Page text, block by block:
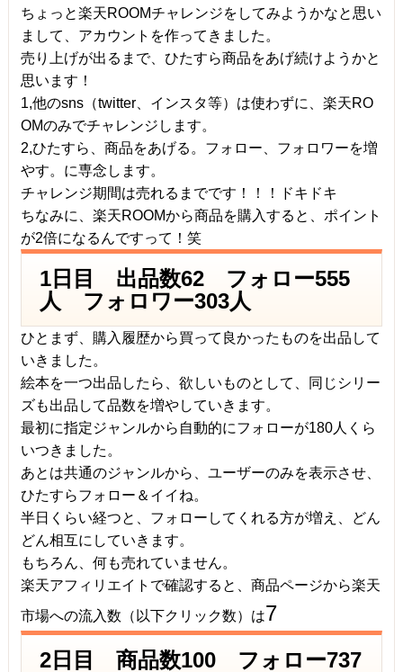
ちょっと楽天ROOMチャレンジをしてみようかなと思い
まして、アカウントを作ってきました。
売り上げが出るまで、ひたすら商品をあげ続けようかと
思います！
1,他のsns（twitter、インスタ等）は使わずに、楽天RO
OMのみでチャレンジします。
2,ひたすら、商品をあげる。フォロー、フォロワーを増
やす。に専念します。
チャレンジ期間は売れるまでです！！！ドキドキ
ちなみに、楽天ROOMから商品を購入すると、ポイント
が2倍になるんですって！笑
1日目 出品数62 フォロー555
人 フォロワー303人
ひとまず、購入履歴から買って良かったものを出品して
いきました。
絵本を一つ出品したら、欲しいものとして、同じシリー
ズも出品して品数を増やしていきます。
最初に指定ジャンルから自動的にフォローが180人くら
いつきました。
あとは共通のジャンルから、ユーザーのみを表示させ、
ひたすらフォロー＆イイね。
半日くらい経つと、フォローしてくれる方が増え、どん
どん相互にしていきます。
もちろん、何も売れていません。
楽天アフィリエイトで確認すると、商品ページから楽天
市場への流入数（以下クリック数）は7
2日目 商品数100 フォロー737